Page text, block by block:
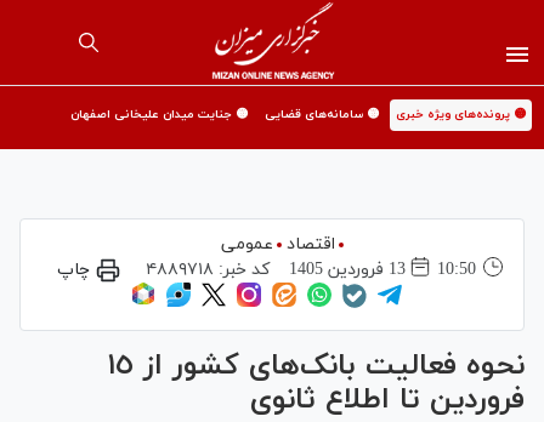
🟡 پرونده‌های ویژه خبری 🟡 سامانه‌های قضایی 🟡 جنایت میدان علیخانی اصفهان
اقتصاد
عمومی
10:50
13 فروردين 1405 کد خبر: ۴۸۸۹۷۱۸ چاپ
نحوه فعالیت بانک‌های کشور از ١٥
فروردین تا اطلاع ثانوی